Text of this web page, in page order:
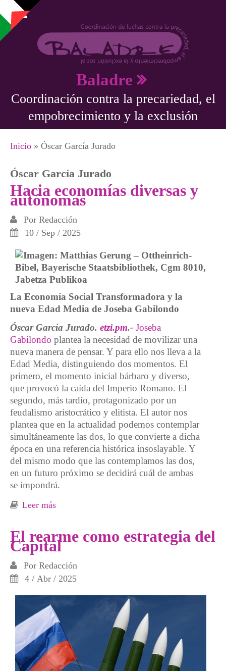
Pasar al contenido principal
Baladre
Coordinación contra la precariedad, el
empobrecimiento y la exclusión
Se encuentra usted aquí
Inicio » Óscar García Jurado
Óscar García Jurado
Hacia economías diversas y
autónomas
Por Redacción
10 / Sep / 2025
La Economía Social Transformadora y la
nueva Edad Media de Joseba Gabilondo
Óscar García Jurado. etzi.pm.- Joseba
Gabilondo plantea la necesidad de movilizar una
nueva manera de pensar. Y para ello nos lleva a la
Edad Media, distinguiendo dos momentos. El
primero, el momento inicial bárbaro y diverso,
que provocó la caída del Imperio Romano. El
segundo, más tardío, protagonizado por un
feudalismo aristocrático y elitista. El autor nos
plantea que en la actualidad podemos contemplar
simultáneamente las dos, lo que convierte a dicha
época en una referencia histórica insoslayable. Y
del mismo modo que las contemplamos las dos,
en un futuro próximo se decidirá cuál de ambas
se impondrá.
Leer más
El rearme como estrategia del
Capital
Por Redacción
4 / Abr / 2025